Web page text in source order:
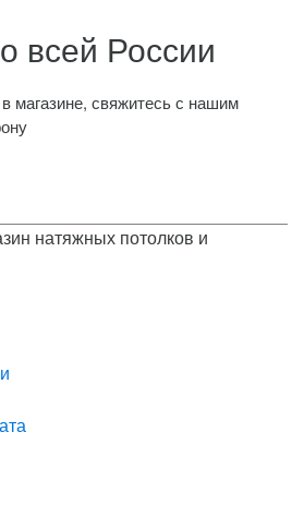
всей России
магазине, свяжитесь с нашим
натяжных потолков и